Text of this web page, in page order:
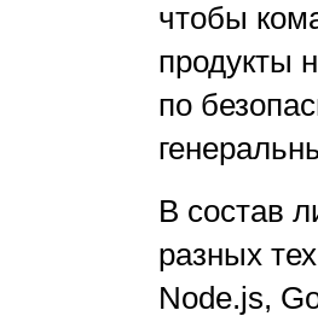
чтобы
продукты
по
В состав
разных
Node.js,